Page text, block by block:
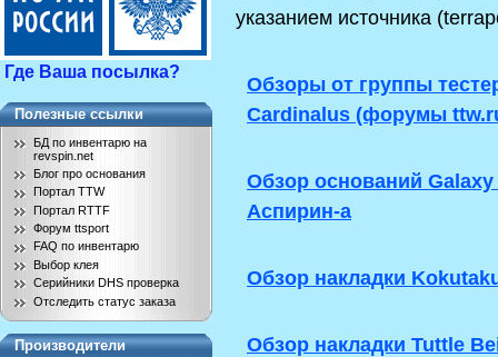
Где Ваша посылка?
Полезные ссылки
БД по инвентарю на
revspin.net
Блог про основания
Портал TTW
Портал RTTF
Форум ttsport
FAQ по инвентарю
Выбор клея
Серийники DHS проверка
Отследить статус заказа
Производители
указанием источника
Обзоры от группы
Cardinalus (форумы
Обзор оснований
Аспирин-а
Обзор накладки
Обзор накладки Tuttle